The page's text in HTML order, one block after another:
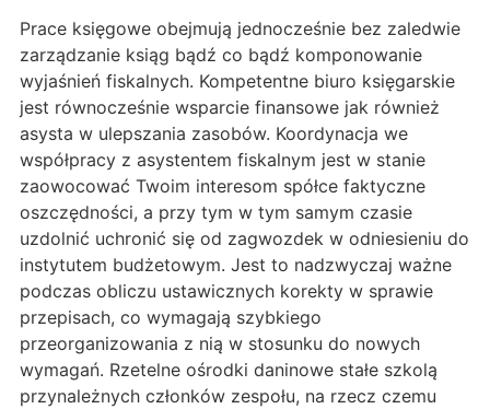
Prace księgowe obejmują jednocześnie bez zaledwie
zarządzanie ksiąg bądź co bądź komponowanie
wyjaśnień fiskalnych. Kompetentne biuro księgarskie
jest równocześnie wsparcie finansowe jak również
asysta w ulepszania zasobów. Koordynacja we
współpracy z asystentem fiskalnym jest w stanie
zaowocować Twoim interesom spółce faktyczne
oszczędności, a przy tym w tym samym czasie
uzdolnić uchronić się od zagwozdek w odniesieniu do
instytutem budżetowym. Jest to nadzwyczaj ważne
podczas obliczu ustawicznych korekty w sprawie
przepisach, co wymagają szybkiego
przeorganizowania z nią w stosunku do nowych
wymagań. Rzetelne ośrodki daninowe stałe szkolą
przynależnych członków zespołu, na rzecz czemu